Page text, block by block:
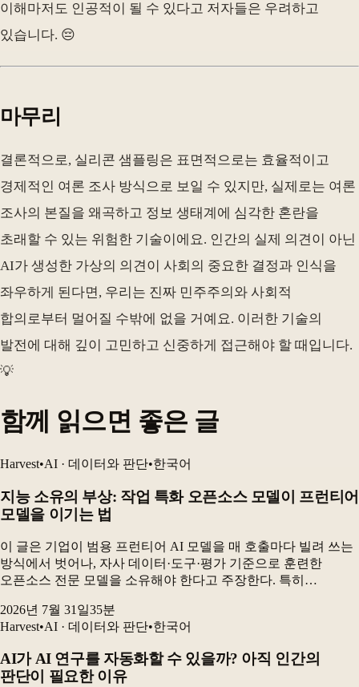
이해마저도 인공적이 될 수 있다고 저자들은 우려하고
있습니다. 😔
마무리
결론적으로, 실리콘 샘플링은 표면적으로는 효율적이고
경제적인 여론 조사 방식으로 보일 수 있지만, 실제로는 여론
조사의 본질을 왜곡하고 정보 생태계에 심각한 혼란을
초래할 수 있는 위험한 기술이에요. 인간의 실제 의견이 아닌
AI가 생성한 가상의 의견이 사회의 중요한 결정과 인식을
좌우하게 된다면, 우리는 진짜 민주주의와 사회적
합의로부터 멀어질 수밖에 없을 거예요. 이러한 기술의
발전에 대해 깊이 고민하고 신중하게 접근해야 할 때입니다.
💡
함께 읽으면 좋은 글
Harvest•AI · 데이터와 판단•한국어
지능 소유의 부상: 작업 특화 오픈소스 모델이 프런티어
모델을 이기는 법
이 글은 기업이 범용 프런티어 AI 모델을 매 호출마다 빌려 쓰는
방식에서 벗어나, 자사 데이터·도구·평가 기준으로 훈련한
오픈소스 전문 모델을 소유해야 한다고 주장한다. 특히
파라미터 오픈소스 모델은 최고 프런티어 구성보다 더...
2026년 7월 31일35분
Harvest•AI · 데이터와 판단•한국어
AI가 AI 연구를 자동화할 수 있을까? 아직 인간의
판단이 필요한 이유